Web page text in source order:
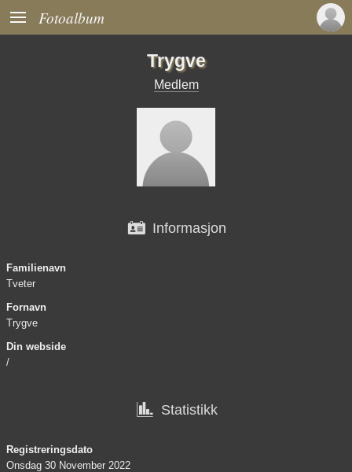
 Fotoalbum
Trygve
Medlem
 Informasjon
Familienavn
Tveter
Fornavn
Trygve
Din webside
/
 Statistikk
Registreringsdato
Onsdag 30 November 2022